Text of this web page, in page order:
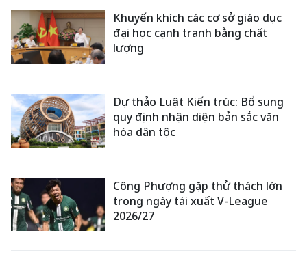
Khuyến khích các cơ sở giáo dục
đại học cạnh tranh bằng chất
lượng
Dự thảo Luật Kiến trúc: Bổ sung
quy định nhận diện bản sắc văn
hóa dân tộc
Công Phượng gặp thử thách lớn
trong ngày tái xuất V-League
2026/27